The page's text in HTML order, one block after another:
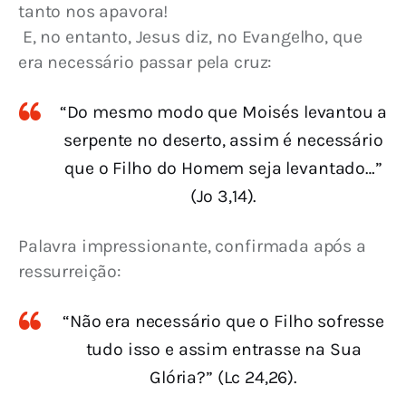
tanto nos apavora!
era necessário passar pela cruz:
“Do mesmo modo que Moisés levantou a
serpente no deserto, assim é necessário
que o Filho do Homem seja levantado…”
(Jo 3,14).
Palavra impressionante, confirmada após a
ressurreição:
“Não era necessário que o Filho sofresse
tudo isso e assim entrasse na Sua
Glória?” (Lc 24,26).